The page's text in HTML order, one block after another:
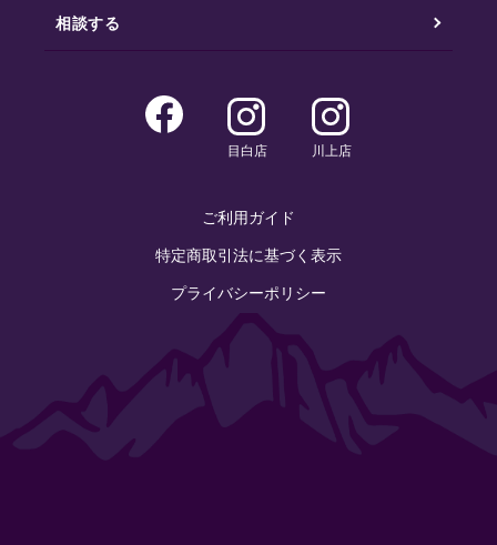
相談する
目白店 川上店
ご利用ガイド
特定商取引法に基づく表示
プライバシーポリシー